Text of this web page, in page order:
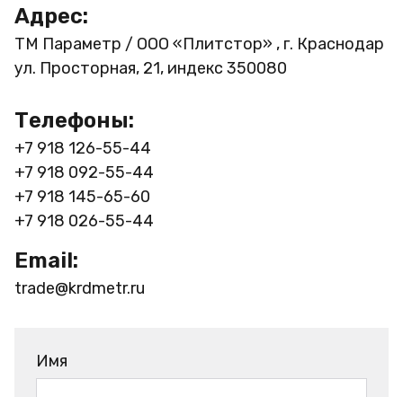
Адрес:
ТМ Параметр / ООО «Плитстор» , г. Краснодар
ул. Просторная, 21, индекс 350080
Телефоны:
+7 918 126-55-44
+7 918 092-55-44
+7 918 145-65-60
+7 918 026-55-44
Email:
trade@krdmetr.ru
Имя